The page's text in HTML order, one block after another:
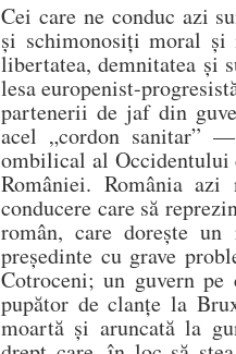
Cei care ne conduc azi
și schimonosiți moral și
libertatea, demnitatea și
lesa europenist-
partenerii de jaf din
acel „cordon sanitar”
ombilical al Occidentului
României. România
conducere care să
român, care dorește
președinte cu grave
Cotroceni; un guvern
pupător de clanțe la
moartă și aruncată la